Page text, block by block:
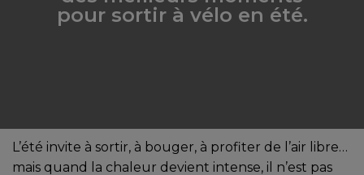
pour sortir à vélo en été.
L’été invite à sortir, à bouger, à profiter de l’air libre…
mais quand la chaleur devient intense, il n’est pas